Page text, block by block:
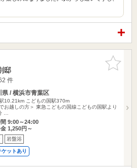
お気に入
りに追加
邸
件
県 / 横浜市青葉区
10.21km こどもの国駅370m
お越しの方＞ 東急こどもの国線こどもの国駅より
…
9:00～24:00
1,250円～
岩盤浴
ケットあり